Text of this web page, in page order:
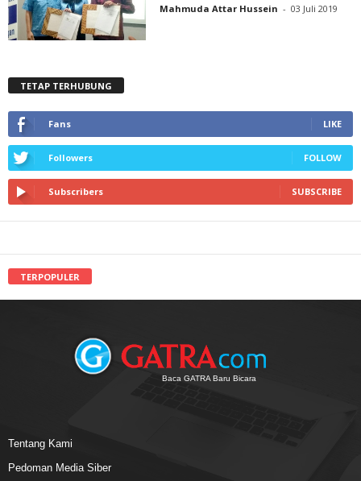
Mahmuda Attar Hussein - 03 Juli 2019
TETAP TERHUBUNG
Fans LIKE
Followers FOLLOW
Subscribers SUBSCRIBE
TERPOPULER
Baca GATRA Baru Bicara
Tentang Kami
Pedoman Media Siber